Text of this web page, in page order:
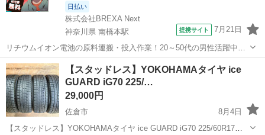
日払い
株式会社BREXA Next
神奈川県 南橋本駅
提携サイト 7月21日
リチウムイオン電池の原料運搬・投入作業！20～50代の男性活躍中★
ワンルーム寮完備！赴任旅費会社負担！年間休日130日★フォークリフ
ト免許お持ちの方、活躍中！就業先食堂利用可★《神奈川県相模原
市》 人気の工場のお仕事 ◇電...
神奈川 相模原市 南橋本駅 その他
【スタッドレス】YOKOHAMAタイヤ ice
GUARD iG70 225/…
29,000円
佐倉市
8月4日
【スタッドレス】YOKOHAMAタイヤ ice GUARD iG70 225/60R17